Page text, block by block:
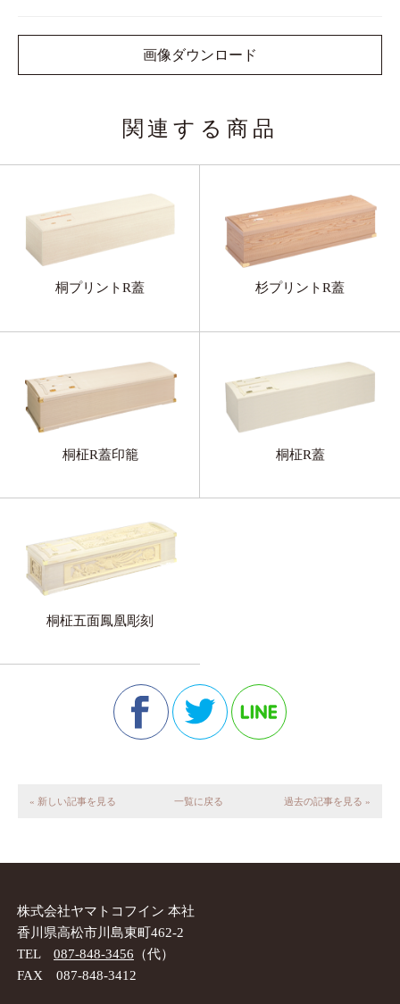
画像ダウンロード
関連する商品
桐プリントR蓋 杉プリントR蓋
桐柾R蓋印籠 桐柾R蓋
桐柾五面鳳凰彫刻
« 新しい記事を見る 一覧に戻る 過去の記事を見る »
株式会社ヤマトコフイン 本社
香川県高松市川島東町462-2
TEL 087-848-3456 （代）
FAX 087-848-3412